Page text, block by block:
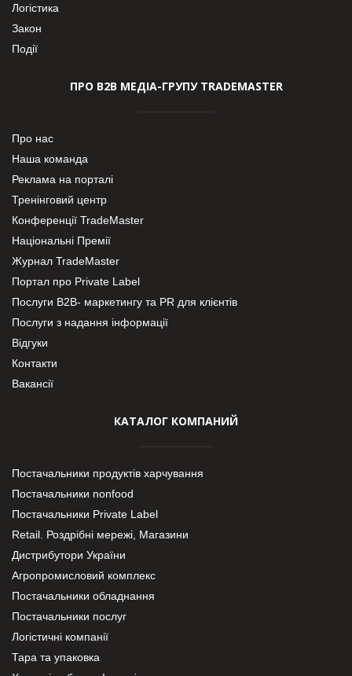
Логістика
Закон
Події
ПРО В2В МЕДІА-ГРУПУ TRADEMASTER
Про нас
Наша команда
Реклама на порталі
Тренінговий центр
Конференції TradeMaster
Національні Премії
Журнал TradeMaster
Портал про Private Label
Послуги В2В- маркетингу та PR для клієнтів
Послуги з надання інформації
Відгуки
Контакти
Вакансії
КАТАЛОГ КОМПАНИЙ
Постачальники продуктів харчування
Постачальники nonfood
Постачальники Private Label
Retail. Роздрібні мережі, Магазини
Дистрибутори України
Агропромисловий комплекс
Постачальники обладнання
Постачальники послуг
Логістичні компанії
Тара та упаковка